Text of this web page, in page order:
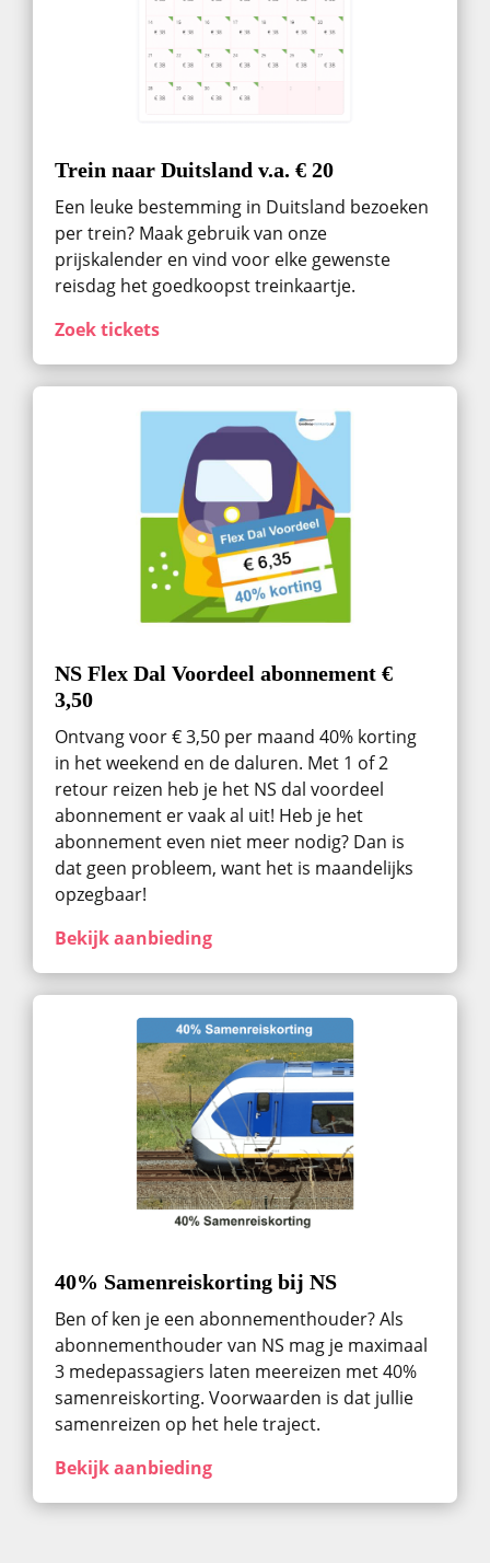
Trein naar Duitsland v.a. € 20
Een leuke bestemming in Duitsland bezoeken
per trein? Maak gebruik van onze
prijskalender en vind voor elke gewenste
reisdag het goedkoopst treinkaartje.
Zoek tickets
NS Flex Dal Voordeel abonnement €
3,50
Ontvang voor € 3,50 per maand 40% korting
in het weekend en de daluren. Met 1 of 2
retour reizen heb je het NS dal voordeel
abonnement er vaak al uit! Heb je het
abonnement even niet meer nodig? Dan is
dat geen probleem, want het is maandelijks
opzegbaar!
Bekijk aanbieding
40% Samenreiskorting bij NS
Ben of ken je een abonnementhouder? Als
abonnementhouder van NS mag je maximaal
3 medepassagiers laten meereizen met 40%
samenreiskorting. Voorwaarden is dat jullie
samenreizen op het hele traject.
Bekijk aanbieding